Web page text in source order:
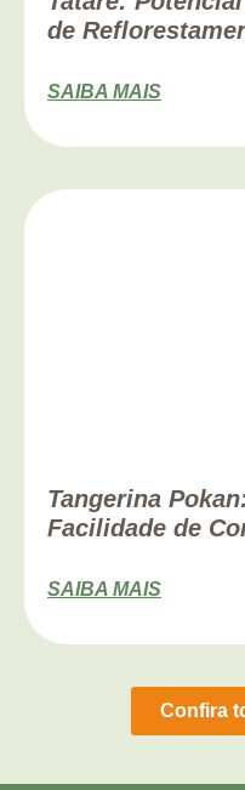
de
SAIBA MAIS
Tangerina
Facilidade de
SAIBA MAIS
Confira